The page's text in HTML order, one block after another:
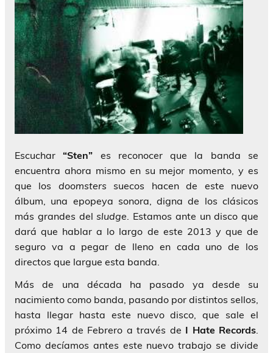
Escuchar“Sten” es reconocer que la banda se
encuentra ahora mismo en su mejor momento, y es
que los doomsters suecos hacen de este nuevo
álbum, una epopeya sonora, digna de los clásicos
más grandes delsludge . Estamos ante un disco que
dará que hablar a lo largo de este 2013 y que de
seguro va a pegar de lleno en cada uno de los
directos que largue esta banda.
Más de una década ha pasado ya desde su
nacimiento como banda, pasando por distintos sellos,
hasta llegar hasta este nuevo disco, que sale el
próximo 14 de Febrero a través de I Hate Records
Como decíamos antes este nuevo trabajo se divide